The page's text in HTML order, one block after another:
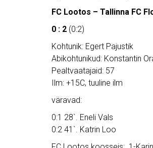
FC Lootos – Tallinna FC
0 : 2 (0:2)
Kohtunik: Egert Pajustik
Abikohtunikud: Konstantin
Pealtvaatajaid: 57
Ilm: +15C, tuuline ilm
väravad:
0:1 28`. Eneli Vals
0:2 41`. Katrin Loo